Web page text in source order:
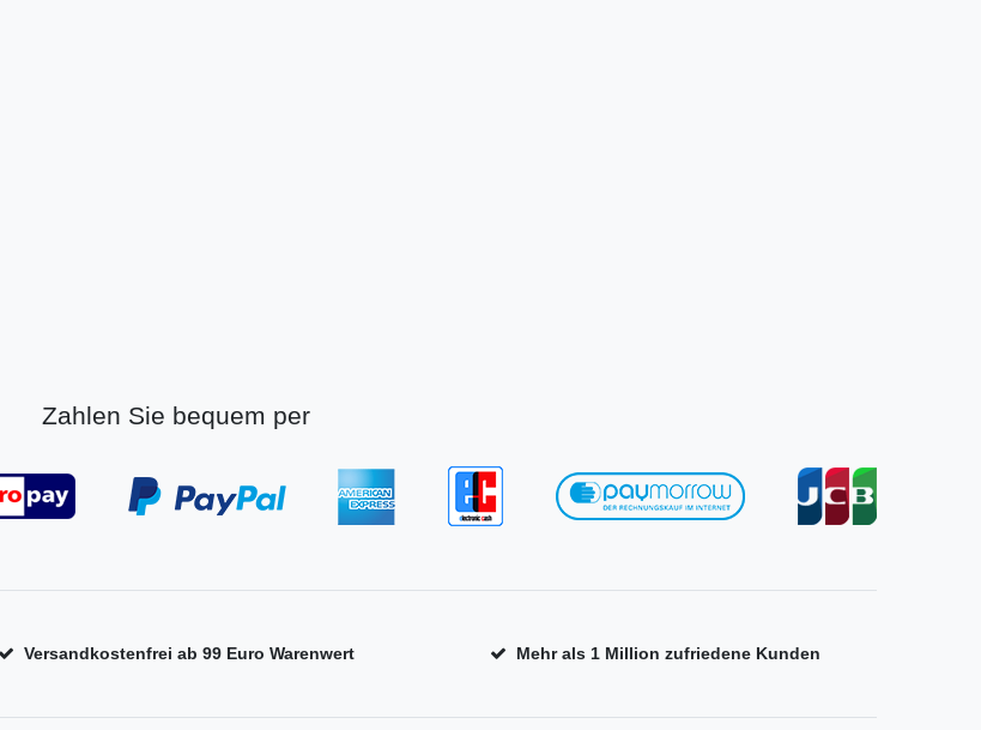
Zahlen Sie bequem per
Versandkostenfrei ab 99 Euro Warenwert Mehr als 1 Million zufriedene Kunden